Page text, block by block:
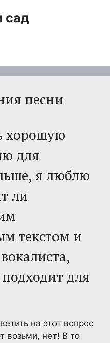
сад
песни
хорошую
для
я люблю
ли
текстом и
для
на этот вопрос
возьми, нет! В то